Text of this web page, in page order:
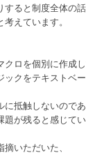
すると制度全体の
えています。
クロを個別に作成
ックをテキストベ
に抵触しないので
が残ると感じてい
いただいた、